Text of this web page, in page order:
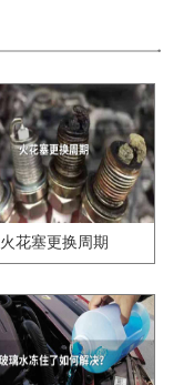
火花塞更换周期